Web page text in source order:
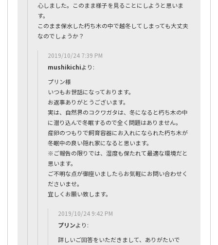
心しました。このまま様子を見ることにしようと思いま
す。
このまま保水した朽ち木の中で越冬してしまっても大丈夫
なのでしょうか？
mushikichiより:
2019/10/24 7:39 PM
プリン様
いつもお世話になっております。
お返事ありがとうございます。
実は、自然界のコクワガタは、冬になると朽ち木の中
に潜り込んで冬眠するので全く問題はありません。
産卵のつもりで飼育容器にお入れになられた朽ち木が
冬眠中の良い隠れ家になると思います。
※ご報告の限りでは、湿度も保たれて最適な環境だと
思います。
ご不明な点が御座いましたらお気軽にお問い合わせく
ださいませ。
宜しくお願い致します。
プリンより:
2019/10/24 9:42 PM
詳しいご回答をいただきまして、ありがたいで